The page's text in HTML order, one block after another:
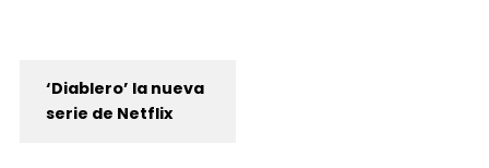
‘Diablero’ la nueva
serie de Netflix